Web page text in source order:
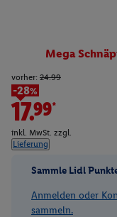
Mega
vorher: 24.99
-28%
17.99*
inkl. MwSt. zzgl.
Lieferung
Sammle Lidl
Anmelden oder
sammeln.